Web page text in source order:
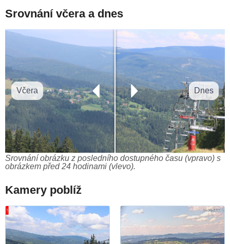
Srovnání včera a dnes
Včera Dnes
Srovnání obrázku z posledního dostupného času (vpravo) s
obrázkem před 24 hodinami (vlevo).
Kamery poblíž